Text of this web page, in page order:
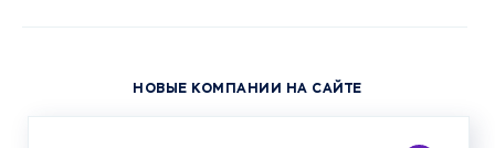
НОВЫЕ КОМПАНИИ НА САЙТЕ